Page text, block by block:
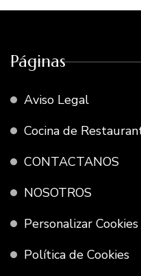
Páginas
Aviso Legal
Cocina de
CONTACTANOS
NOSOTROS
Personalizar Cookies
Política de Cookies